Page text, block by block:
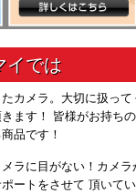
カメラ。大切に扱っ
ます！ 皆様がお持ち
品です！
ラに目がない！カメ
ートをさせて 頂いて